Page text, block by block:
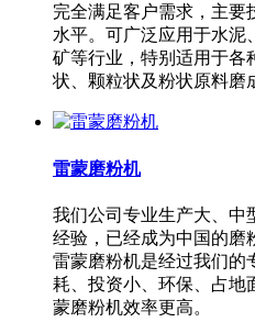
完全满足客户需求，主要
水平。可广泛应用于水泥
矿等行业，特别适用于各
状、颗粒状及粉状原料磨
雷蒙磨粉机
我们公司专业生产大、中
经验，已经成为中国的磨
雷蒙磨粉机是经过我们的
耗、投资小、环保、占地
蒙磨粉机效率更高。